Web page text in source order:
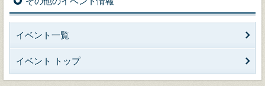
イベント一覧
イベント トップ